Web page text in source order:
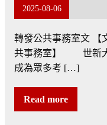
2025-08-06
轉發公共事務室文 【
共事務室】 世新大
成為眾多考 […]
Read more